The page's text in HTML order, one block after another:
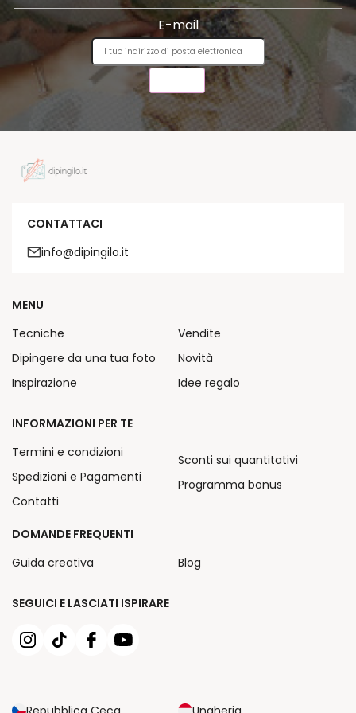
o
E-mail
CONTATTACI
info@dipingilo.it
SEGUICI E LASCIATI ISPIRARE
MENU
Tecniche
Dipingere da una tua foto
Inspirazione
Vendite
Novità
Idee regalo
INFORMAZIONI PER TE
Termini e condizioni
Spedizioni e Pagamenti
Contatti
Sconti sui quantitativi
Programma bonus
DOMANDE FREQUENTI
Guida creativa
Blog